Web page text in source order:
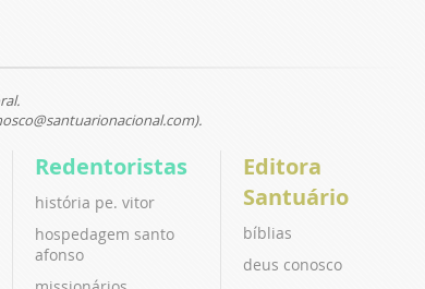
Redentoristas
história pe. vitor
hospedagem santo
afonso
Editora
Santuário
bíblias
deus conosco